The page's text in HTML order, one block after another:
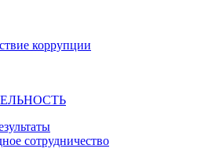
коррупции
сотрудничество